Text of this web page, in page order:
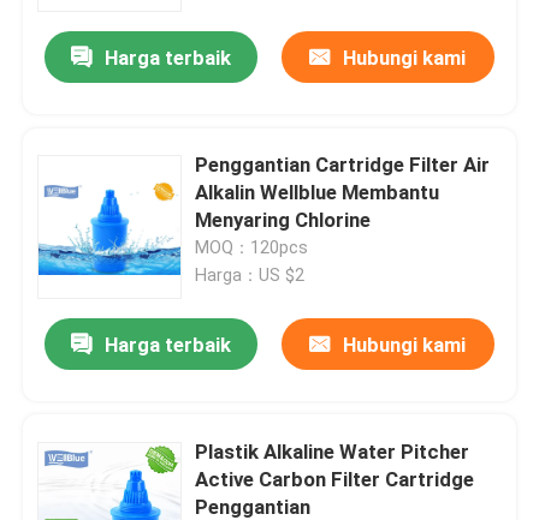
Harga terbaik Hubungi kami
Penggantian Cartridge Filter Air
Alkalin Wellblue Membantu
Menyaring Chlorine
MOQ：120pcs
Harga：US $2
Harga terbaik Hubungi kami
Plastik Alkaline Water Pitcher
Active Carbon Filter Cartridge
Penggantian